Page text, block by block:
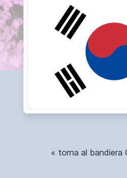
« torna al bandiera